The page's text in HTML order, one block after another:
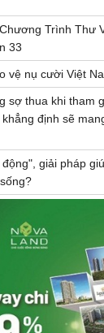
Trình Thư
33
vệ nụ cười Việt
sợ thua khi tham
định sẽ
giải pháp